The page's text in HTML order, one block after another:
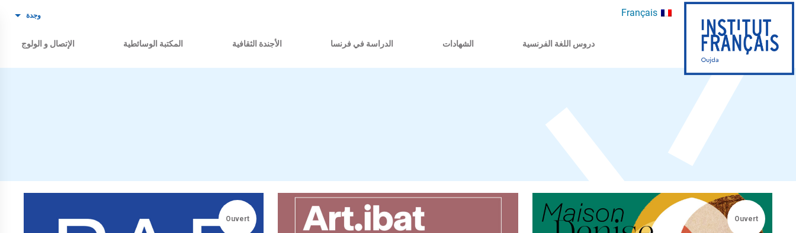
Français وجدة
دروس اللغة الفرنسية الشهادات الدراسة في فرنسا الأجندة الثقافية المكتبة الوسائطية الإتصال و الولوج
Ouvert
Ouvert